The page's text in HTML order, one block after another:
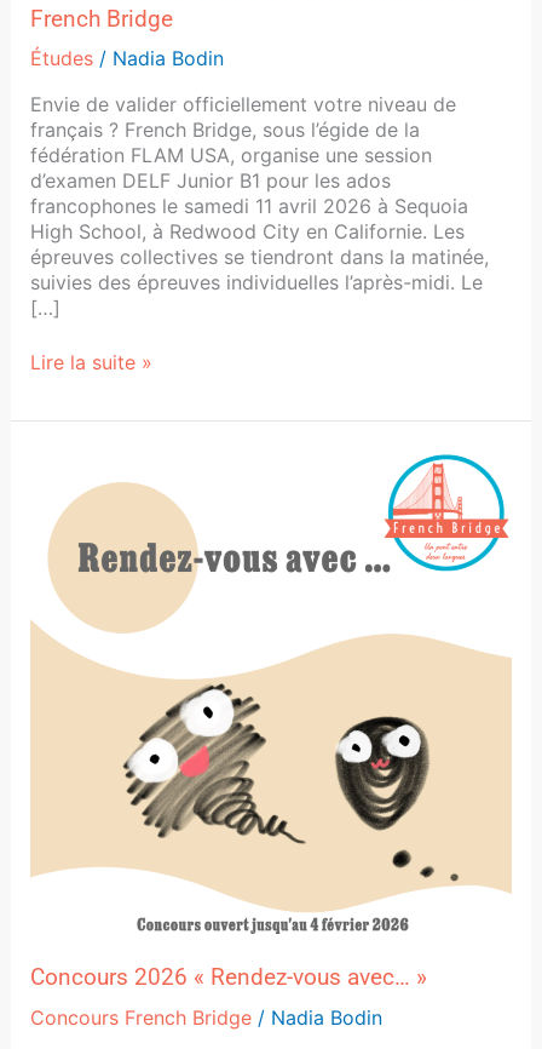
French Bridge
Études/ Nadia Bodin
Envie de valider officiellement votre niveau de
français ? French Bridge, sous l’égide de la
fédération FLAM USA, organise une session
d’examen DELF Junior B1 pour les ados
francophones le samedi 11 avril 2026 à Sequoia
High School, à Redwood City en Californie. Les
épreuves collectives se tiendront dans la matinée,
suivies des épreuves individuelles l’après-midi. Le
[…]
Lire la suite »
Concours 2026 « Rendez-vous avec… »
Concours French Bridge/ Nadia Bodin
« Rendez-
vous
avec… »